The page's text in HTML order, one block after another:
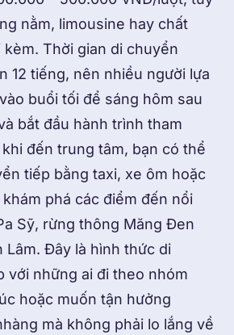
nằm, limousine hay chất
Thời gian di chuyển
12 tiếng, nên nhiều người lựa
buổi tối để sáng hôm sau
bắt đầu hành trình tham
đến trung tâm, bạn có thể
tiếp bằng taxi, xe ôm hoặc
phá các điểm đến nổi
Sỹ, rừng thông Măng Đen
Lâm. Đây là hình thức di
với những ai đi theo nhóm
hoặc muốn tận hưởng
mà không phải lo lắng về